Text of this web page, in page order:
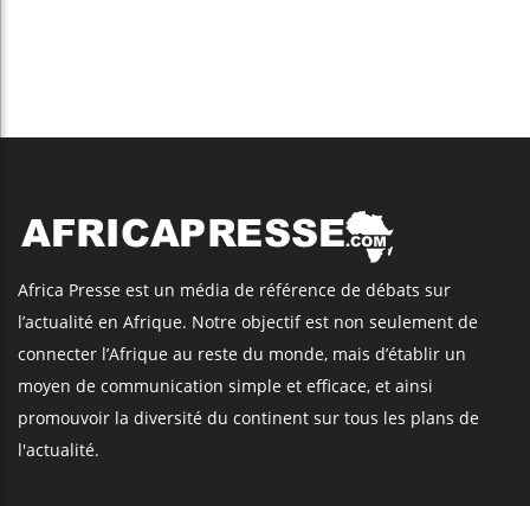
Africa Presse est un média de référence de débats sur
l’actualité en Afrique. Notre objectif est non seulement de
connecter l’Afrique au reste du monde, mais d’établir un
moyen de communication simple et efficace, et ainsi
promouvoir la diversité du continent sur tous les plans de
l'actualité.